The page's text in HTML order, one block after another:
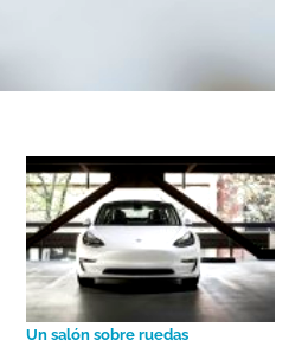
Un salón sobre ruedas